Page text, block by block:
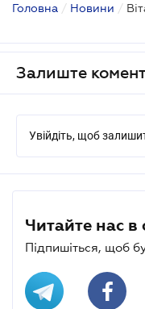
Головна / Новини /
Залиште
Увійдіть, щоб
Читайте нас
Підпишіться, щоб